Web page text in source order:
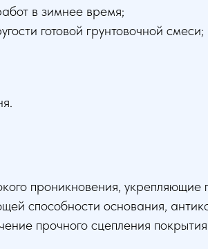
в зимнее время;
готовой грунтовочной смеси;
проникновения, укрепляющие
способности основания,
прочного сцепления